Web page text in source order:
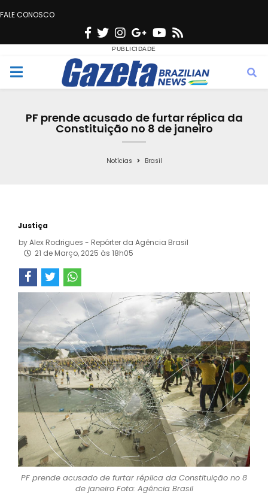
FALE CONOSCO
F
c
e
o
T
w
i
t
e
r
n
s
t
g
r
a
G
o
o
g
e
Y
u
t
b
e
s
M
PF prende acusado de furtar réplica da
Constituição no 8 de janeiro
Notícias Brasil
Justiça
byAlex Rodrigues - Repórter da Agência Brasil
21 de Março, 2025 às 18h05
PF prende acusado de furtar réplica da Constituição no 8
de janeiro Foto: Agência Brasil